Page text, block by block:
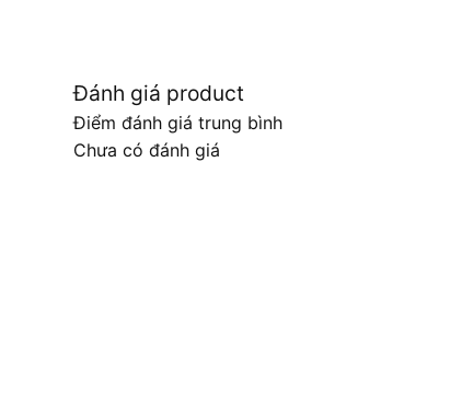
Đánh giá product
Điểm đánh giá trung bình
Chưa có đánh giá